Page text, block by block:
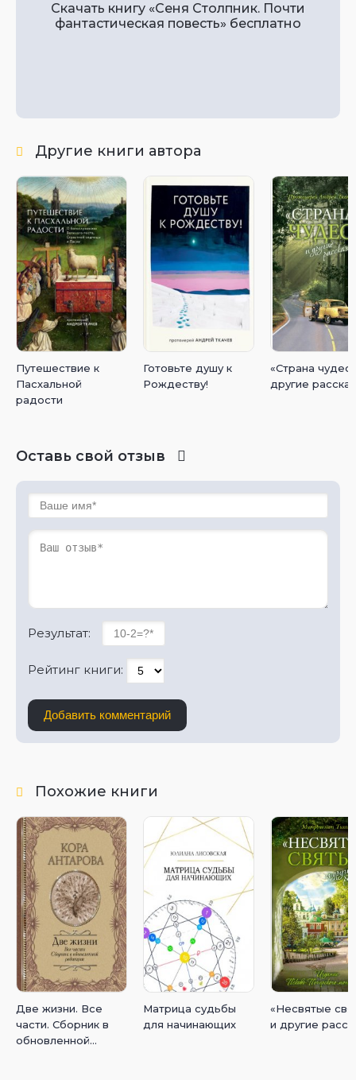
Скачать книгу «Сеня Столпник. Почти
фантастическая повесть» бесплатно
Другие книги автора
Путешествие к
Пасхальной
радости
Готовьте душу к
Рождеству!
«Страна
другие
Оставь свой отзыв
Результат:
Рейтинг книги:
Добавить комментарий
Похожие книги
Две жизни. Все
части. Сборник в
обновленной
Матрица судьбы
для начинающих
«Несвятые
и другие